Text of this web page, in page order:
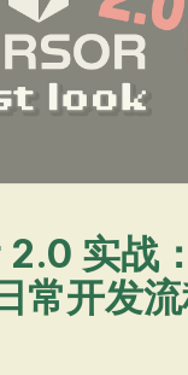
实战
常开发